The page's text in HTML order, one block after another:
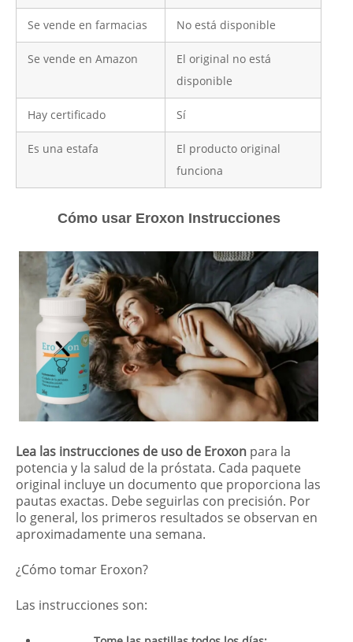
Se vende en farmacias No está disponible
Se vende en Amazon
El original no está
disponible
Hay certificado Sí
Es una estafa
El producto original
funciona
Cómo usar Eroxon Instrucciones
Lea las instrucciones de uso de Eroxon para la
potencia y la salud de la próstata. Cada paquete
original incluye un documento que proporciona las
pautas exactas. Debe seguirlas con precisión. Por
lo general, los primeros resultados se observan en
aproximadamente una semana.
¿Cómo tomar Eroxon?
Las instrucciones son: